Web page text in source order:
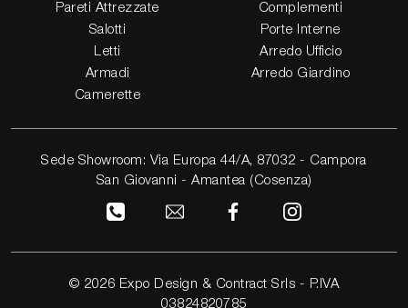
Pareti Attrezzate
Salotti
Letti
Armadi
Camerette
Complementi
Porte Interne
Arredo Ufficio
Arredo Giardino
Sede Showroom: Via Europa 44/A, 87032 - Campora
San Giovanni - Amantea (Cosenza)
© 2026 Expo Design & Contract Srls - P.IVA
03824820785